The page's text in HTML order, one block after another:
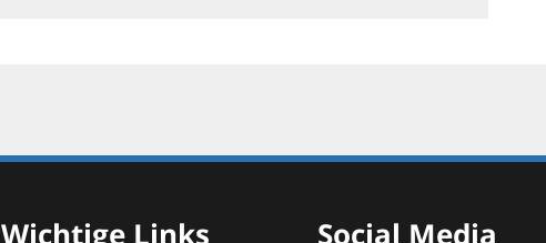
Wichtige Links Social Media